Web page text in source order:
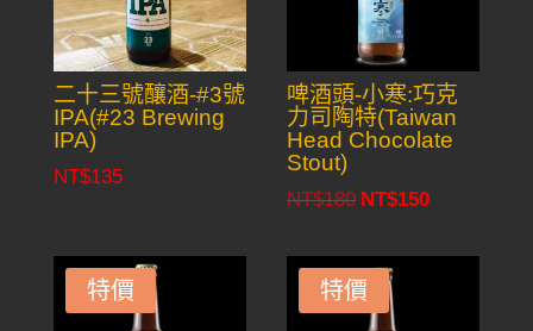
二十三號釀酒-#3號
IPA(#23 Brewing
IPA)
NT$135
啤酒頭-小寒:巧克
力司陶特(Taiwan
Head Chocolate
Stout)
NT$180 Original
was:
NT$180.
NT$150Current
is:
特價 特價